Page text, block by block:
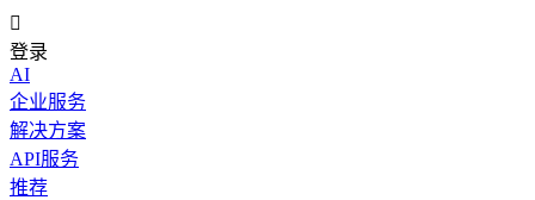

登录
AI
企业服务
解决方案
API服务
推荐